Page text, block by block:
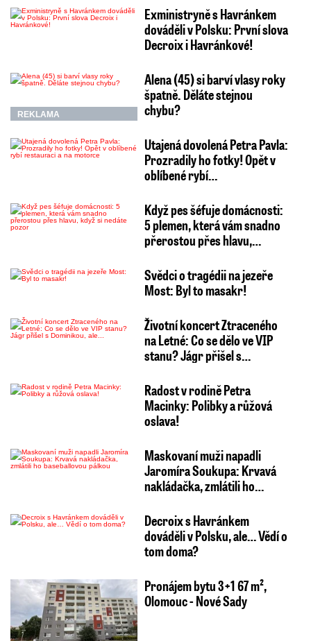
Exministryně s Havránkem
dováděli v Polsku: První slova
Decroix i Havránkové!
REKLAMA
Alena (45) si barví vlasy roky
špatně. Děláte stejnou
chybu?
Utajená dovolená Petra Pavla:
Prozradily ho fotky! Opět v
oblíbené rybí…
Když pes šéfuje domácnosti:
5 plemen, která vám snadno
přerostou přes hlavu,…
Svědci o tragédii na jezeře
Most: Byl to masakr!
Životní koncert Ztraceného
na Letné: Co se dělo ve VIP
stanu? Jágr přišel s…
Radost v rodině Petra
Macinky: Polibky a růžová
oslava!
Maskovaní muži napadli
Jaromíra Soukupa: Krvavá
nakládačka, zmlátili ho…
Decroix s Havránkem
dováděli v Polsku, ale… Vědí o
tom doma?
Pronájem bytu 3+1 67 m²,
Olomouc - Nové Sady